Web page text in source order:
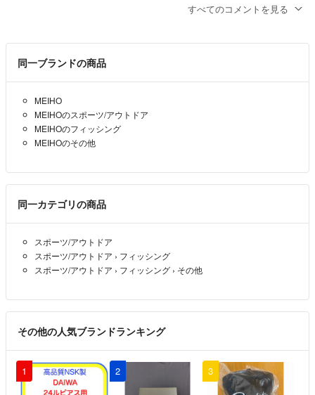
まちがいさがし77様
1500円でいかがでしょう？小サイズの物もサービスでお付けします
出品者 エレノア（プロフ必読！！）
エクレアさん
3袋もつけてまとめ買いでしたら、
いくらになりますでしょうか？
まちがいさがし77- 9ヶ月前
まちがいさがし77様
お問い合わせありがとうございます
画像3の中からおひとつサービスでお付けは出来ます
もしくは3袋などおまとめ買いでしたらお値引きできます
ご検討よろしくお願い致します
出品者 エレノア（プロフ必読！！）- 9ヶ月前
コメント失礼します。
すべてのコメントを見る
同一ブランドの商品
MEIHO
MEIHOのスポーツ/アウトドア
MEIHOのフィッシング
MEIHOのその他
同一カテゴリの商品
スポーツ/アウトドア
スポーツ/アウトドア › フィッシング
スポーツ/アウトドア › フィッシング › その他
その他の人気ブランドランキング
1 2 3